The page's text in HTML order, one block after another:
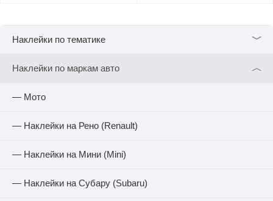
Наклейки по тематике ﹀
Наклейки по маркам авто ︿
— Мото
— Наклейки на Рено (Renault)
— Наклейки на Мини (Mini)
— Наклейки на Субару (Subaru)